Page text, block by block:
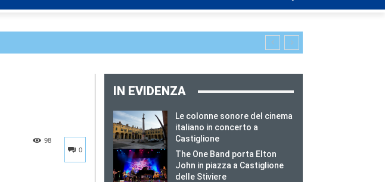
0
98
IN EVIDENZA
Le colonne sonore del cinema
italiano in concerto a
Castiglione
The One Band porta Elton
John in piazza a Castiglione
delle Stiviere